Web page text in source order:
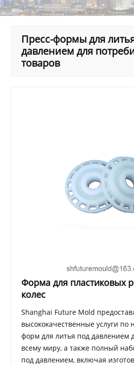
Пресс-формы для
давлением для
товаров
Форма для пластиковых
колес
Shanghai Future Mold
высококачественные услуги по
форм для литья под давлением
всему миру, а также полный
под давлением, включая